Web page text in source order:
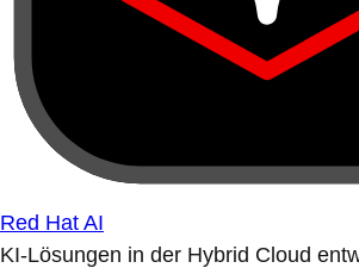
Red Hat AI
KI-Lösungen in der Hybrid Cloud